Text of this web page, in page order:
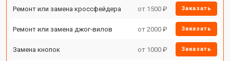
Ремонт или замена кроссфейдера от 1500 ₽ Заказать
Ремонт или замена джог-вилов от 2000 ₽ Заказать
Замена кнопок от 1000 ₽ Заказать